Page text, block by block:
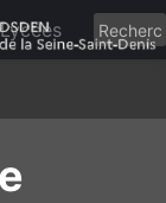
Lycées